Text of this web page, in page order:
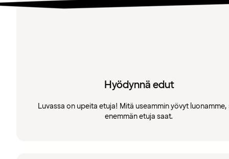
Hyödynnä edut
Luvassa on upeita etuja! Mitä useammin yövyt luonamme,
enemmän etuja saat.